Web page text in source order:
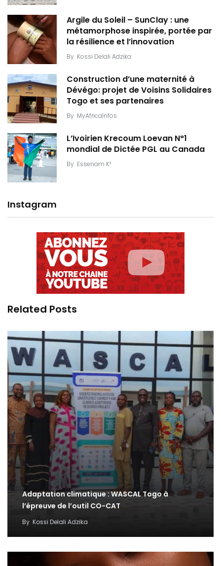
Argile du Soleil – SunClay : une
métamorphose inspirée, portée par
la résilience et l’innovation
By Kossi Delali Adzika
Construction d’une maternité à
Dévégo: projet de Voisins Solidaires
Togo et ses partenaires
By MyAfricaInfos
L’Ivoirien Krecoum Loevan N°1
mondial de Dictée PGL au Canada
By Essenam K²
Instagram
Related Posts
Adaptation climatique : WASCAL Togo à
l’épreuve de l’outil CO-CAT
By Kossi Delali Adzika